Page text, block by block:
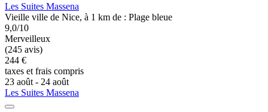
Les Suites Massena
Vieille ville de Nice, à 1 km de : Plage bleue
9,0/10
Merveilleux
(245 avis)
244 €
taxes et frais compris
23 août - 24 août
Les Suites Massena